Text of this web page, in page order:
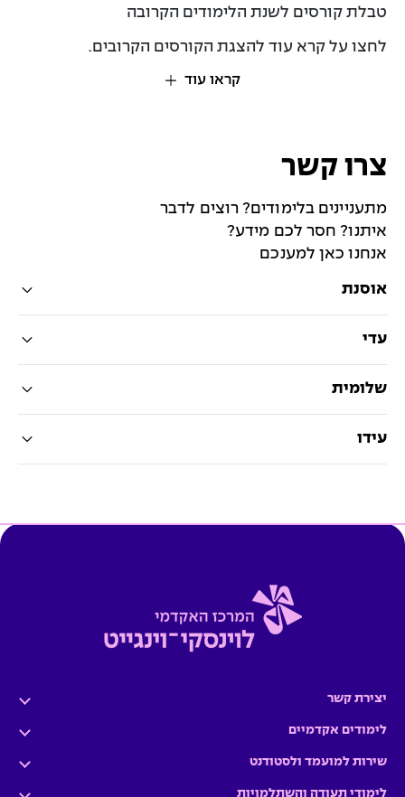
טבלת קורסים לשנת הלימודים הקרובה
לחצו על קרא עוד להצגת הקורסים הקרובים.
קראו עוד
צרו קשר
מתעניינים בלימודים? רוצים לדבר
איתנו? חסר לכם מידע?
אנחנו כאן למענכם
אוסנת
עדי
שלומית
עידו
יצירת קשר
לימודים אקדמיים
שירות למועמד ולסטודנט
לימודי תעודה והשתלמויות